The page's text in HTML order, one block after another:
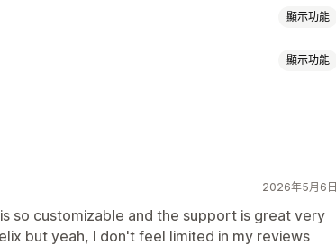
顯示功能
顯示功能
2026年5月6日
so customizable and the support is great very
but yeah, I don't feel limited in my reviews